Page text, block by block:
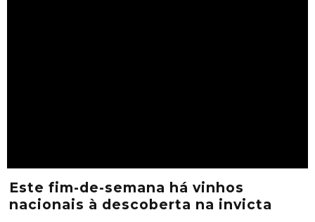
Este fim-de-semana há vinhos
nacionais à descoberta na invicta